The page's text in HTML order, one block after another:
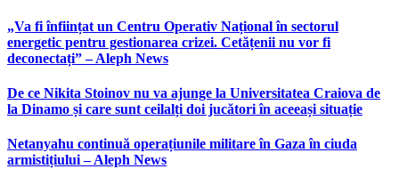
„Va fi înființat un Centru Operativ Național în sectorul
energetic pentru gestionarea crizei. Cetățenii nu vor fi
deconectați” – Aleph News
De ce Nikita Stoinov nu va ajunge la Universitatea Craiova de
la Dinamo și care sunt ceilalți doi jucători în aceeași situație
Netanyahu continuă operațiunile militare în Gaza în ciuda
armistițiului – Aleph News